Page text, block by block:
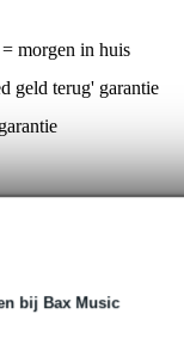
bij Bax Music
morgen in huis
geld terug' garantie